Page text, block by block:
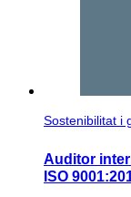
Sostenibilitat i
Auditor
ISO